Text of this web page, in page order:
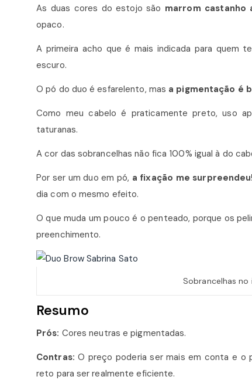
As duas cores do estojo são marrom castanho
opaco.
A primeira acho que é mais indicada para quem
escuro.
O pó do duo é esfarelento, mas a pigmentação é
Como meu cabelo é praticamente preto, uso
taturanas.
A cor das sobrancelhas não fica 100% igual à do
Por ser um duo em pó, a fixação me surpreendeu!
dia com o mesmo efeito.
O que muda um pouco é o penteado, porque os
preenchimento.
Sobrancelhas
Resumo
Prós: Cores neutras e pigmentadas.
Contras: O preço poderia ser mais em conta e o
reto para ser realmente eficiente.